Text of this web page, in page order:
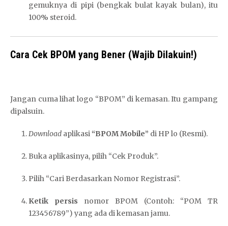
gemuknya di pipi (bengkak bulat kayak bulan), itu
100% steroid.
Cara Cek BPOM yang Bener (Wajib Dilakuin!)
Jangan cuma lihat logo “BPOM” di kemasan. Itu gampang
dipalsuin.
Download aplikasi “BPOM Mobile” di HP lo (Resmi).
Buka aplikasinya, pilih “Cek Produk”.
Pilih “Cari Berdasarkan Nomor Registrasi”.
Ketik persis nomor BPOM (Contoh: “POM TR
123456789”) yang ada di kemasan jamu.